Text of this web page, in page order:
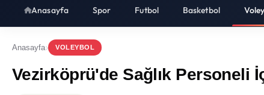
Anasayfa Spor Futbol Basketbol
Anasayfa VOLEYBOL
Vezirköprü'de Sağlık Personeli